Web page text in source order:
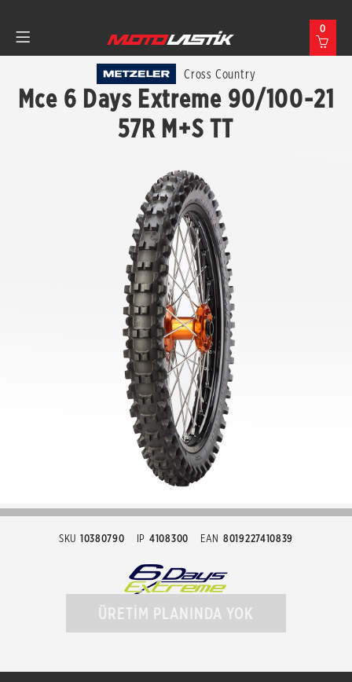
0
Cross Country
Mce 6 Days Extreme 90/100-21
57R M+S TT
SKU 10380790 IP 4108300 EAN 8019227410839
ÜRETİM PLANINDA YOK